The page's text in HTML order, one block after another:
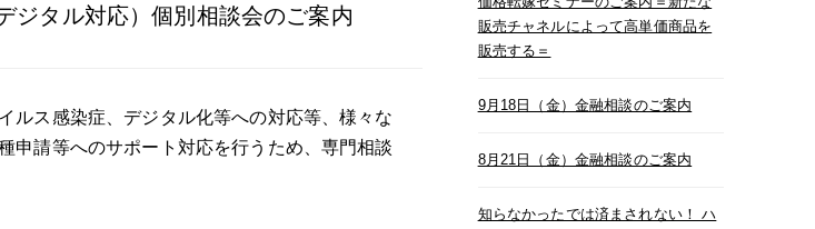
ジタル対応）個別相談会のご案内
ルス感染症、デジタル化等への対応等、様々な
申請等へのサポート対応を行うため、専門相談
販売チャネルによって高単価商品を
販売する＝
9月18日（金）金融相談のご案内
8月21日（金）金融相談のご案内
知らなかったでは済まされない！ ハ